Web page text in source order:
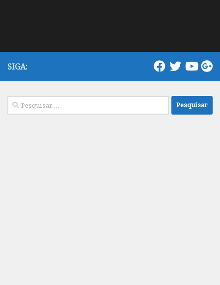
SIGA:
Pesquisar
por: